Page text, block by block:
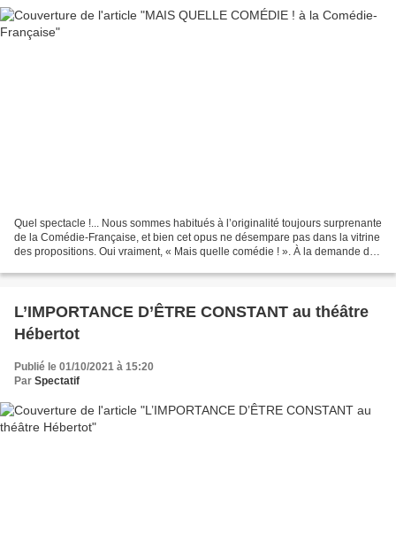
Quel spectacle !... Nous sommes habitués à l’originalité toujours surprenante
de la Comédie-Française, et bien cet opus ne désempare pas dans la vitrine
des propositions. Oui vraiment, « Mais quelle comédie ! ». À la demande de
L’IMPORTANCE D’ÊTRE CONSTANT au théâtre
Hébertot
Publié le 01/10/2021 à 15:20
Par Spectatif